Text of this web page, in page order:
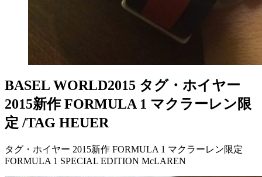
BASEL WORLD2015 タグ・ホイヤー
2015新作 FORMULA 1 マクラーレン限
定 /TAG HEUER
タグ・ホイヤー 2015新作 FORMULA 1 マクラーレン限定
FORMULA 1 SPECIAL EDITION McLAREN